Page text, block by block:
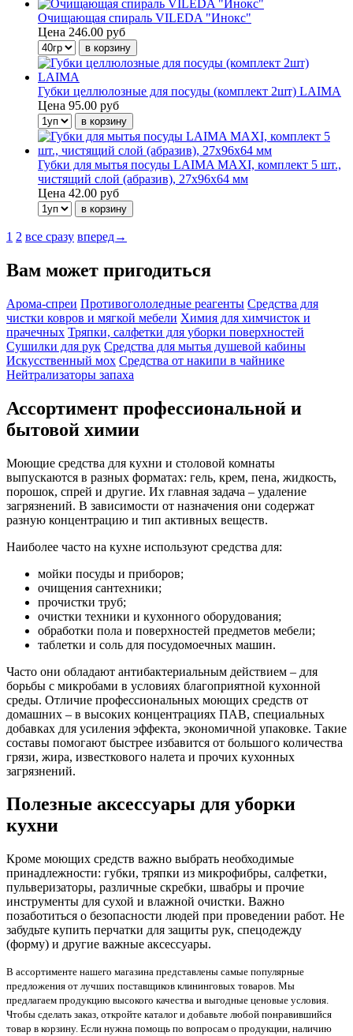
Очищающая спираль VILEDA "Инокс"
Цена 246.00 руб
Губки целлюлозные для посуды (комплект 2шт) LAIMA
Цена 95.00 руб
Губки для мытья посуды LAIMA MAXI, комплект 5 шт.,
чистящий слой (абразив), 27х96х64 мм
Цена 42.00 руб
1 2 все сразу вперед→
Вам может пригодиться
Арома-спреи Противогололедные реагенты Средства для
чистки ковров и мягкой мебели Химия для химчисток и
прачечных Тряпки, салфетки для уборки поверхностей
Сушилки для рук Средства для мытья душевой кабины
Искусственный мох Средства от накипи в чайнике
Нейтрализаторы запаха
Ассортимент профессиональной и
бытовой химии
Моющие средства для кухни и столовой комнаты
выпускаются в разных форматах: гель, крем, пена, жидкость,
порошок, спрей и другие. Их главная задача – удаление
загрязнений. В зависимости от назначения они содержат
разную концентрацию и тип активных веществ.
Наиболее часто на кухне используют средства для:
мойки посуды и приборов;
очищения сантехники;
прочистки труб;
очистки техники и кухонного оборудования;
обработки пола и поверхностей предметов мебели;
таблетки и соль для посудомоечных машин.
Часто они обладают антибактериальным действием – для
борьбы с микробами в условиях благоприятной кухонной
среды. Отличие профессиональных моющих средств от
домашних – в высоких концентрациях ПАВ, специальных
добавках для усиления эффекта, экономичной упаковке. Такие
составы помогают быстрее избавится от большого количества
грязи, жира, известкового налета и прочих кухонных
загрязнений.
Полезные аксессуары для уборки
кухни
Кроме моющих средств важно выбрать необходимые
принадлежности: губки, тряпки из микрофибры, салфетки,
пульверизаторы, различные скребки, швабры и прочие
инструменты для сухой и влажной очистки. Важно
позаботиться о безопасности людей при проведении работ. Не
забудьте купить перчатки для защиты рук, спецодежду
(форму) и другие важные аксессуары.
В ассортименте нашего магазина представлены самые популярные
предложения от лучших поставщиков клининговых товаров. Мы
предлагаем продукцию высокого качества и выгодные ценовые условия.
Чтобы сделать заказ, откройте каталог и добавьте любой понравившийся
товар в корзину. Если нужна помощь по вопросам о продукции, наличию